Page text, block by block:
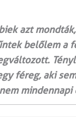
azt
belőlem a
féreg, aki